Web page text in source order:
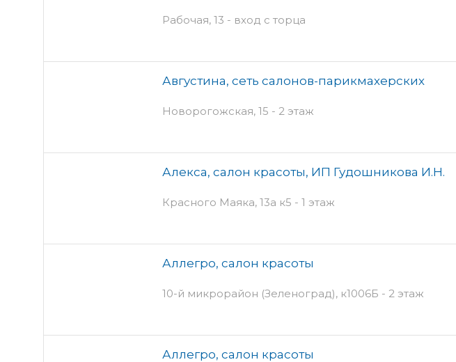
Рабочая, 13 - вход с торца
Августина, сеть салонов-парикмахерских
Новорогожская, 15 - 2 этаж
Алекса, салон красоты, ИП Гудошникова И.Н.
Красного Маяка, 13а к5 - 1 этаж
Аллегро, салон красоты
10-й микрорайон (Зеленоград), к1006Б - 2 этаж
Аллегро, салон красоты